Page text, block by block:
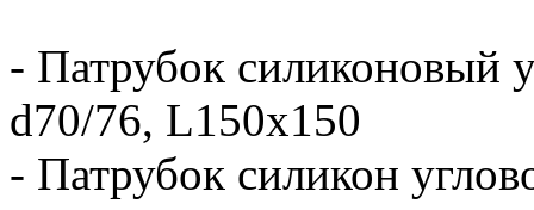
- Патрубок силиконовый
d70/76, L150x150
- Патрубок силикон